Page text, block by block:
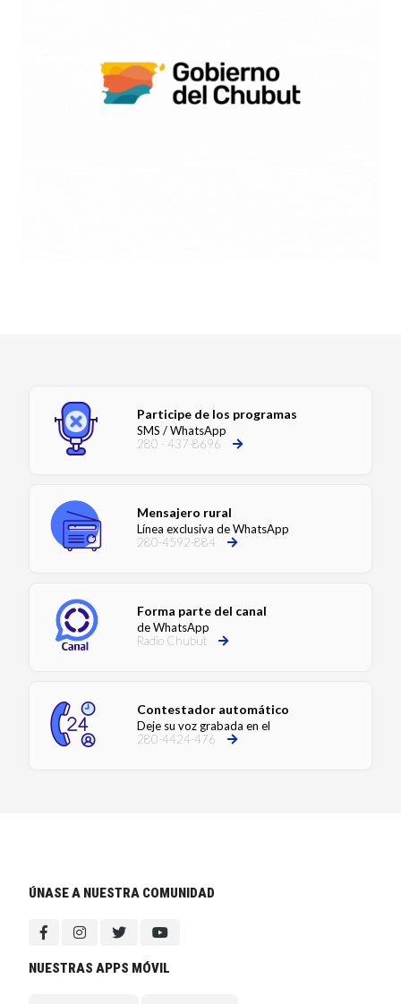
Participe de los programas
SMS / WhatsApp
280 - 437-8696
Mensajero rural
Línea exclusiva de WhatsApp
280-4592-884
Forma parte del canal
de WhatsApp
Radio Chubut
Contestador automático
Deje su voz grabada en el
280-4424-476
ÚNASE A NUESTRA COMUNIDAD
NUESTRAS APPS MÓVIL